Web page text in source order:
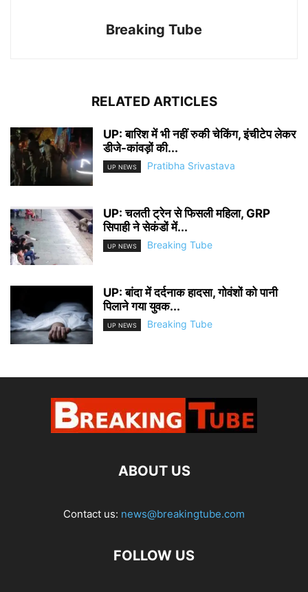
Breaking Tube
RELATED ARTICLES
UP: बारिश में भी नहीं रुकी चेकिंग, इंचीटेप लेकर
डीजे-कांवड़ों की...
UP NEWS Pratibha Srivastava
UP: चलती ट्रेन से फिसली महिला, GRP
सिपाही ने सेकंडों में...
UP NEWS Breaking Tube
UP: बांदा में दर्दनाक हादसा, गोवंशों को पानी
पिलाने गया युवक...
UP NEWS Breaking Tube
ABOUT US
Contact us: news@breakingtube.com
FOLLOW US